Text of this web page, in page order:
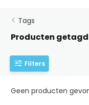
Tags
Producten
Filters
Geen producten